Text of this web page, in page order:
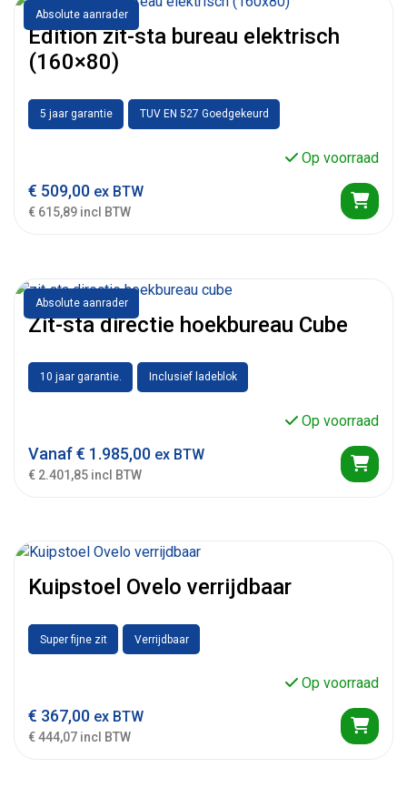
Absolute aanrader
Edition zit-sta bureau elektrisch
(160×80)
5 jaar garantie TUV EN 527 Goedgekeurd
Op voorraad
€ 509,00 ex BTW
€ 615,89 incl BTW
Absolute aanrader
Zit-sta directie hoekbureau Cube
10 jaar garantie. Inclusief ladeblok
Op voorraad
Vanaf€ 1.985,00 ex BTW
€ 2.401,85 incl BTW
Kuipstoel Ovelo verrijdbaar
Super fijne zit Verrijdbaar
Op voorraad
€ 367,00 ex BTW
€ 444,07 incl BTW